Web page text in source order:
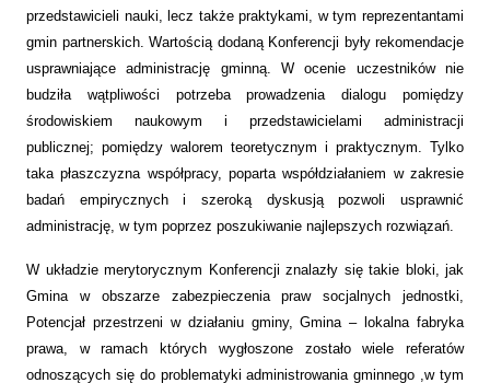
przedstawicieli nauki, lecz także praktykami, w tym reprezentantami
gmin partnerskich. Wartością dodaną Konferencji były rekomendacje
usprawniające administrację gminną. W ocenie uczestników nie
budziła wątpliwości potrzeba prowadzenia dialogu pomiędzy
środowiskiem naukowym i przedstawicielami administracji
publicznej; pomiędzy walorem teoretycznym i praktycznym. Tylko
taka płaszczyzna współpracy, poparta współdziałaniem w zakresie
badań empirycznych i szeroką dyskusją pozwoli usprawnić
administrację, w tym poprzez poszukiwanie najlepszych rozwiązań.
W układzie merytorycznym Konferencji znalazły się takie bloki, jak
Gmina w obszarze zabezpieczenia praw socjalnych jednostki,
Potencjał przestrzeni w działaniu gminy, Gmina – lokalna fabryka
prawa, w ramach których wygłoszone zostało wiele referatów
odnoszących się do problematyki administrowania gminnego ,w tym